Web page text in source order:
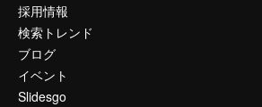
採用情報
検索トレンド
ブログ
イベント
Slidesgo